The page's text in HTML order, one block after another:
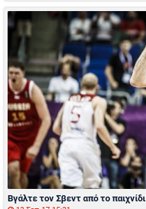
Βγάλτε τον Σβεντ από το παιχνίδι